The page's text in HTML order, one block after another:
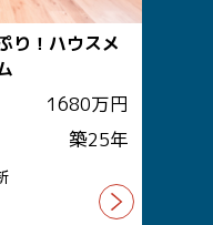
り！ハウスメ
1680万円
築25年